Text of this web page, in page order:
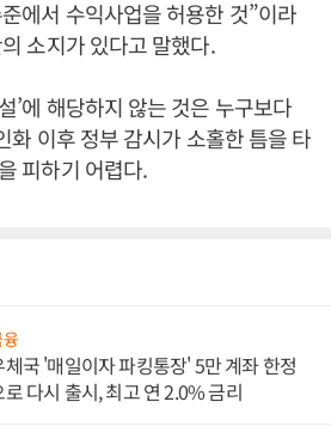
에서 수익사업을 허용한 것”이라
소지가 있다고 말했다.
’에 해당하지 않는 것은 누구보다
화 이후 정부 감시가 소홀한 틈을 타
피하기 어렵다.
체국 '매일이자 파킹통장' 5만 계좌 한정
로 다시 출시, 최고 연 2.0% 금리